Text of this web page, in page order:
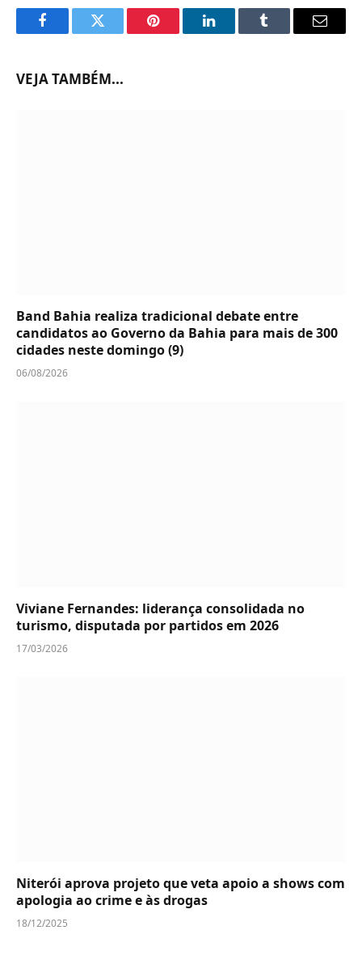
FacebookTwitter Pinterest LinkedInTumblr Email
VEJA TAMBÉM...
Band Bahia realiza tradicional debate entre
candidatos ao Governo da Bahia para mais de 300
cidades neste domingo (9)
06/08/2026
Viviane Fernandes: liderança consolidada no
turismo, disputada por partidos em 2026
17/03/2026
Niterói aprova projeto que veta apoio a shows com
apologia ao crime e às drogas
18/12/2025